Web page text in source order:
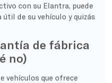
con su Elantra, puede
de su vehículo y quizás
de fábrica
no)
vehículos que ofrece